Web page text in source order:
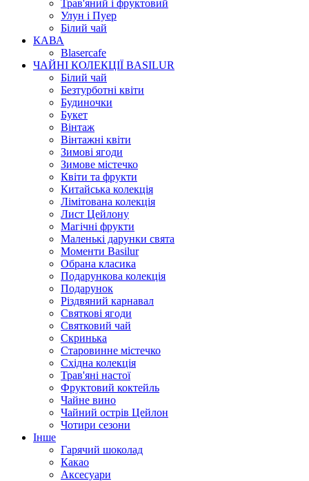
Трав'яний і фруктовий
Улун і Пуер
Білий чай
КАВА
Blasercafe
ЧАЙНІ КОЛЕКЦІЇ BASILUR
Білий чай
Безтурботні квіти
Будиночки
Букет
Вінтаж
Вінтажні квіти
Зимові ягоди
Зимове містечко
Квіти та фрукти
Китайська колекція
Лімітована колекція
Лист Цейлону
Магічні фрукти
Маленькі дарунки свята
Моменти Basilur
Обрана класика
Подарункова колекція
Подарунок
Різдвяний карнавал
Святкові ягоди
Святковий чай
Скринька
Старовинне містечко
Східна колекція
Трав'яні настої
Фруктовий коктейль
Чайне вино
Чайний острів Цейлон
Чотири сезони
Інше
Гарячий шоколад
Какао
Аксесуари